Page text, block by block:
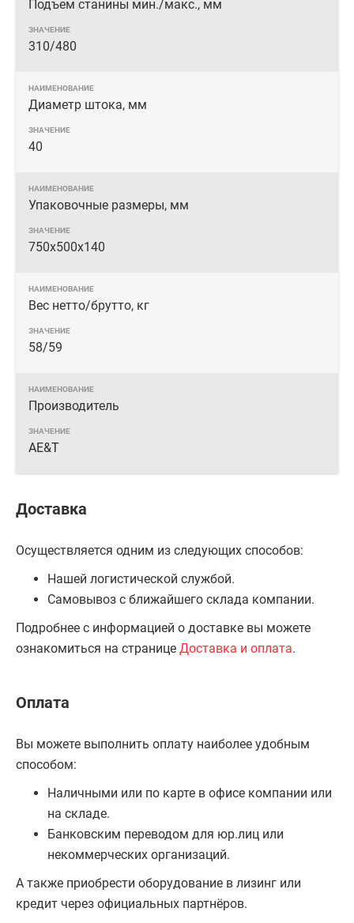
Подъем станины мин./макс., мм
310/480
Диаметр штока, мм
40
Упаковочные размеры, мм
750х500х140
Вес нетто/брутто, кг
58/59
Производитель
AE&T
Доставка
Осуществляется одним из следующих способов:
Нашей логистической службой.
Самовывоз с ближайшего склада компании.
Подробнее с информацией о доставке вы можете
ознакомиться на странице Доставка и оплата.
Оплата
Вы можете выполнить оплату наиболее удобным
способом:
Наличными или по карте в офисе компании или
на складе.
Банковским переводом для юр.лиц или
некоммерческих организаций.
А также приобрести оборудование в лизинг или
кредит через официальных партнёров.